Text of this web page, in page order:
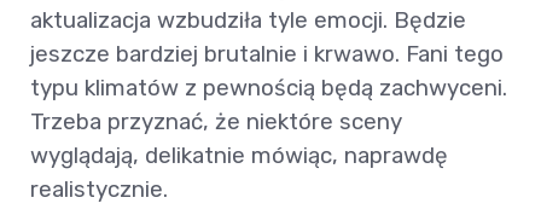
aktualizacja wzbudziła tyle emocji. Będzie
jeszcze bardziej brutalnie i krwawo. Fani tego
typu klimatów z pewnością będą zachwyceni.
Trzeba przyznać, że niektóre sceny
wyglądają, delikatnie mówiąc, naprawdę
realistycznie.